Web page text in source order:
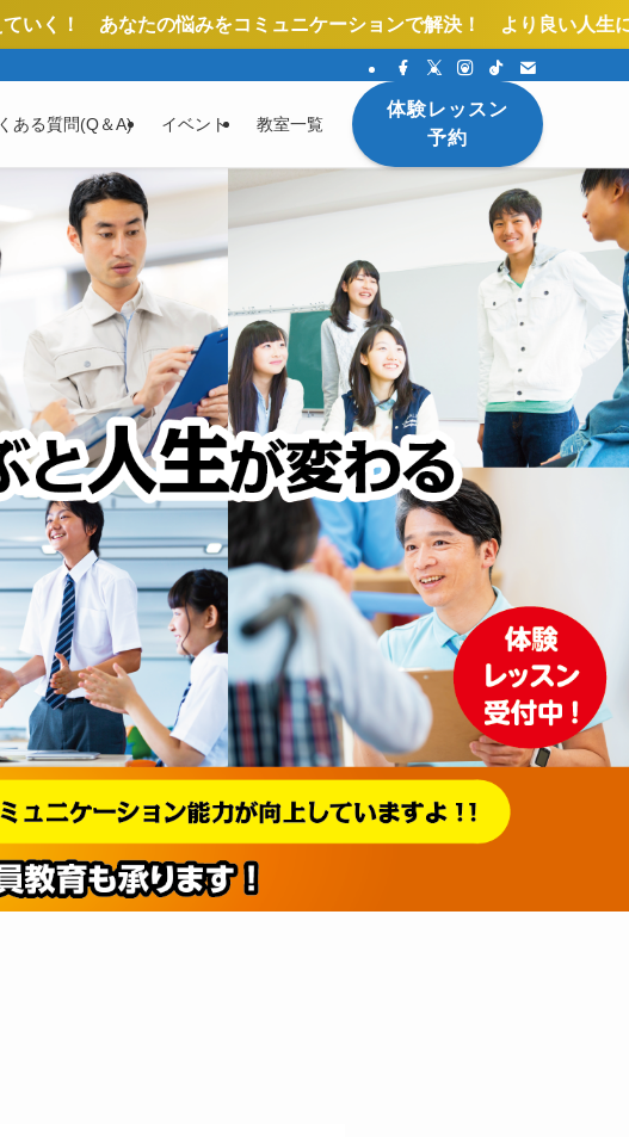
をコミュニケーションで解決！ より良い人生にしていきましょう！
ある質問(Q＆A) イベント 教室一覧
体験レッスン
予約